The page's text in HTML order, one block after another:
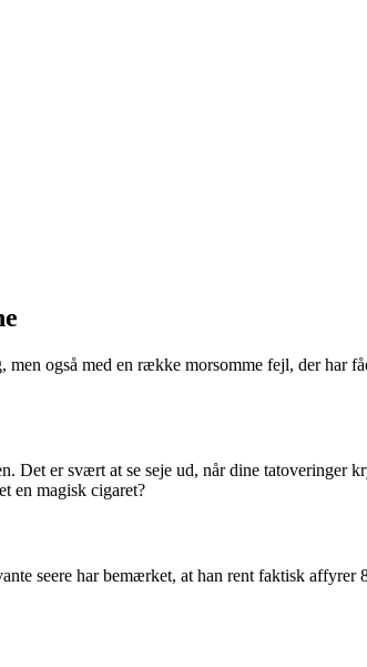
også med en række morsomme fejl, der har
er svært at se seje ud, når dine tatoveringer
en magisk cigaret?
seere har bemærket, at han rent faktisk